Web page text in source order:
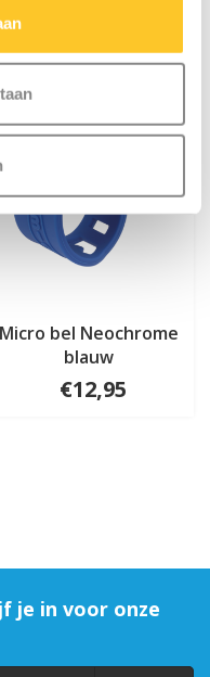
Micro bel Neochrome
blauw
€12,95
je in voor onze